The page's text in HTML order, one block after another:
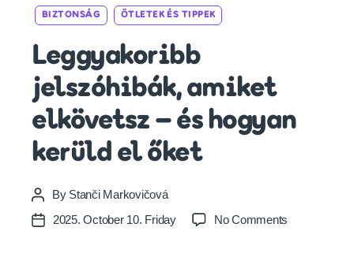
Categories
BIZTONSÁG ÖTLETEK ÉS TIPPEK
Leggyakoribb
jelszóhibák, amiket
elkövetsz – és hogyan
kerüld el őket
Post
author
By Stanči Markovičová
Post2025. October 10. Friday No Comments